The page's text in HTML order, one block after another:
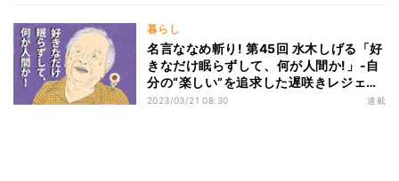
暮らし
名言ななめ斬り! 第45回 水木しげる「好
きなだけ眠らずして、何が人間か!」-自
分の“楽しい”を追求した遅咲きレジェン
ドの哲学
2023/03/21 08:30 連載